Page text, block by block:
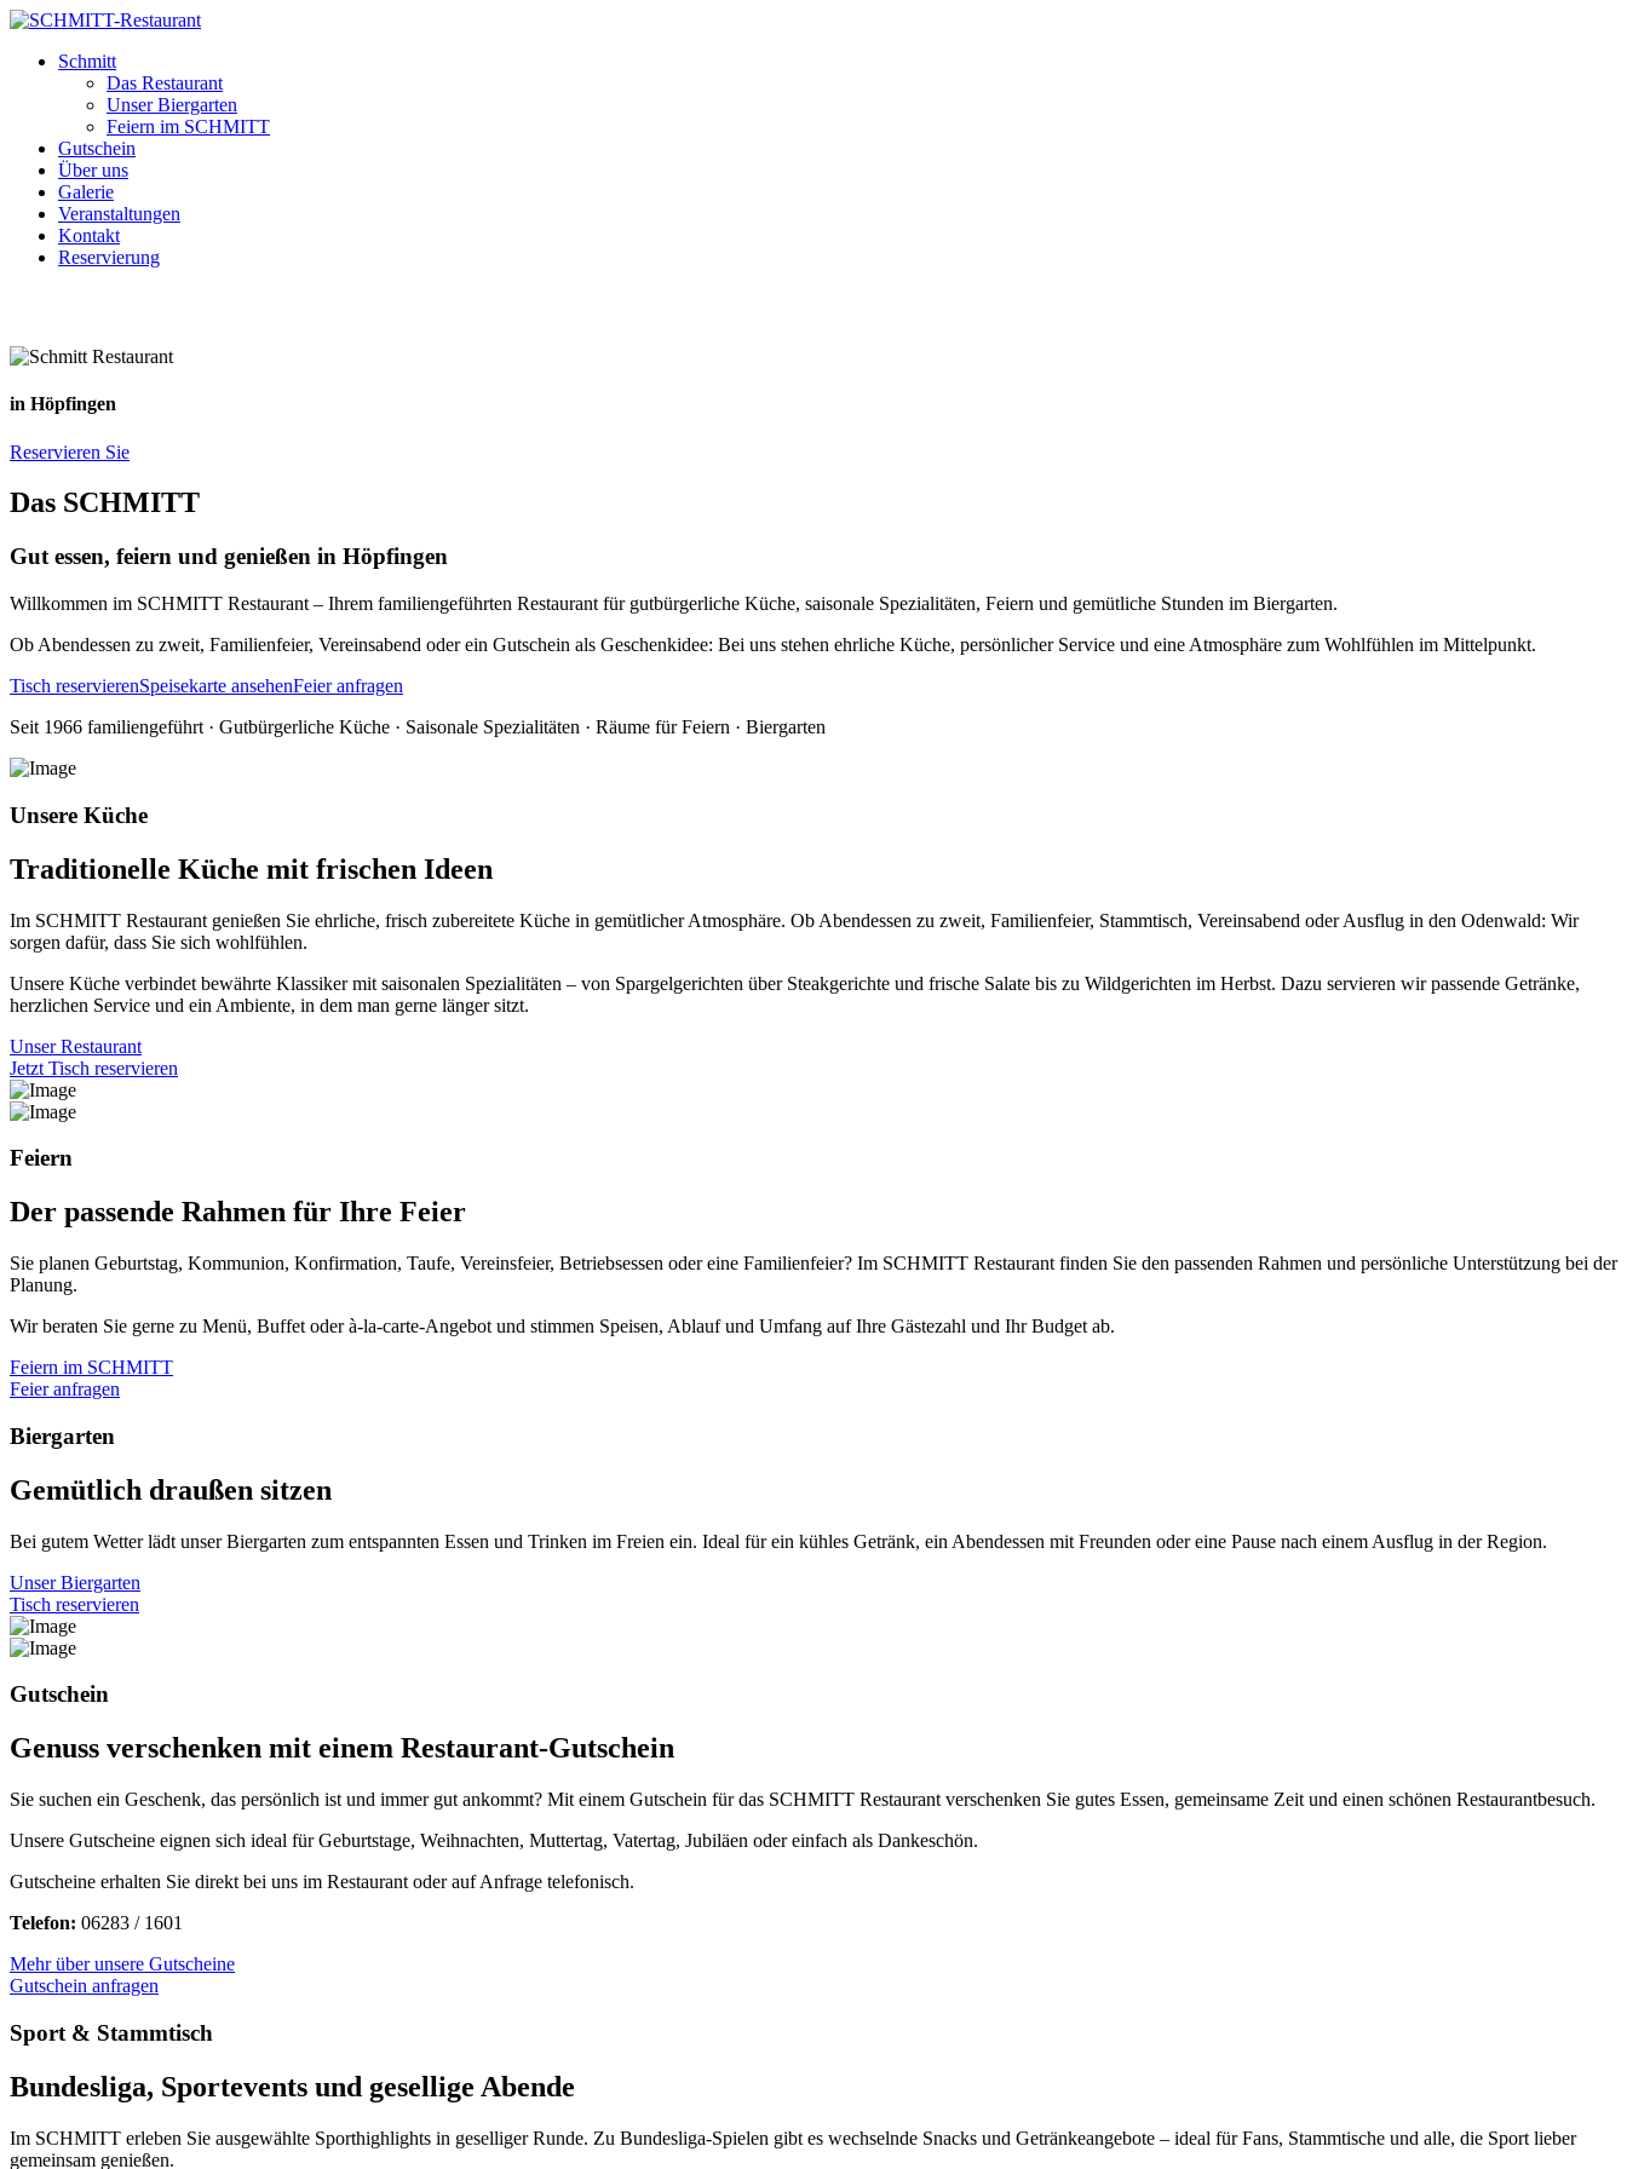
Schmitt
Das Restaurant
Unser Biergarten
Feiern im SCHMITT
Gutschein
Über uns
Galerie
Veranstaltungen
Kontakt
Reservierung
in Höpfingen
Reservieren Sie
Das SCHMITT
Gut essen, feiern und genießen in Höpfingen
Willkommen im SCHMITT Restaurant – Ihrem familiengeführten Restaurant für gutbürgerliche Küche, saisonale Spezialitäten, Feiern und gemütliche Stunden im Biergarten.
Ob Abendessen zu zweit, Familienfeier, Vereinsabend oder ein Gutschein als Geschenkidee: Bei uns stehen ehrliche Küche, persönlicher Service und eine Atmosphäre zum Wohlfühlen im Mittelpunkt.
Tisch reservierenSpeisekarte ansehenFeier anfragen
Seit 1966 familiengeführt · Gutbürgerliche Küche · Saisonale Spezialitäten · Räume für Feiern · Biergarten
Unsere Küche
Traditionelle Küche mit frischen Ideen
Im SCHMITT Restaurant genießen Sie ehrliche, frisch zubereitete Küche in gemütlicher Atmosphäre. Ob Abendessen zu zweit, Familienfeier, Stammtisch, Vereinsabend oder Ausflug in den Odenwald: Wir
sorgen dafür, dass Sie sich wohlfühlen.
Unsere Küche verbindet bewährte Klassiker mit saisonalen Spezialitäten – von Spargelgerichten über Steakgerichte und frische Salate bis zu Wildgerichten im Herbst. Dazu servieren wir passende Getränke,
herzlichen Service und ein Ambiente, in dem man gerne länger sitzt.
Unser Restaurant
Jetzt Tisch reservieren
Feiern
Der passende Rahmen für Ihre Feier
Sie planen Geburtstag, Kommunion, Konfirmation, Taufe, Vereinsfeier, Betriebsessen oder eine Familienfeier? Im SCHMITT Restaurant finden Sie den passenden Rahmen und persönliche Unterstützung bei der
Planung.
Wir beraten Sie gerne zu Menü, Buffet oder à-la-carte-Angebot und stimmen Speisen, Ablauf und Umfang auf Ihre Gästezahl und Ihr Budget ab.
Feiern im SCHMITT
Feier anfragen
Biergarten
Gemütlich draußen sitzen
Bei gutem Wetter lädt unser Biergarten zum entspannten Essen und Trinken im Freien ein. Ideal für ein kühles Getränk, ein Abendessen mit Freunden oder eine Pause nach einem Ausflug in der Region.
Unser Biergarten
Tisch reservieren
Gutschein
Genuss verschenken mit einem Restaurant-Gutschein
Sie suchen ein Geschenk, das persönlich ist und immer gut ankommt? Mit einem Gutschein für das SCHMITT Restaurant verschenken Sie gutes Essen, gemeinsame Zeit und einen schönen Restaurantbesuch.
Unsere Gutscheine eignen sich ideal für Geburtstage, Weihnachten, Muttertag, Vatertag, Jubiläen oder einfach als Dankeschön.
Gutscheine erhalten Sie direkt bei uns im Restaurant oder auf Anfrage telefonisch.
Telefon: 06283 / 1601
Mehr über unsere Gutscheine
Gutschein anfragen
Sport & Stammtisch
Bundesliga, Sportevents und gesellige Abende
Im SCHMITT erleben Sie ausgewählte Sporthighlights in geselliger Runde. Zu Bundesliga-Spielen gibt es wechselnde Snacks und Getränkeangebote – ideal für Fans, Stammtische und alle, die Sport lieber
gemeinsam genießen.